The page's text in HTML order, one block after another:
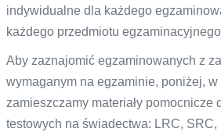
indywidualne dla każdego
każdego przedmiotu
Aby zaznajomić egzaminowanych z
wymaganym na egzaminie, poniżej, w
zamieszczamy materiały pomocnicze
testowych na świadectwa: LRC, SRC,